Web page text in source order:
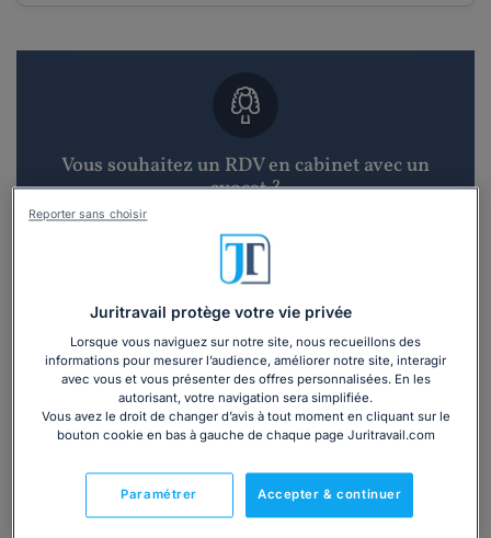
Vous souhaitez un RDV en cabinet avec un
avocat ?
Recevoir des devis d'avocats
Vous souhaitez une consultation par
téléphone ?
Consulter immédiatement
Juritravail protège votre vie privée
Lorsque vous naviguez sur notre site, nous recueillons des
informations pour mesurer l’audience, améliorer notre site, interagir
avec vous et vous présenter des offres personnalisées. En les
autorisant, votre navigation sera simplifiée.
Vous avez le droit de changer d’avis à tout moment en cliquant sur le
bouton cookie en bas à gauche de chaque page Juritravail.com
Accepter & continuer
Paramétrer
Reporter sans choisir